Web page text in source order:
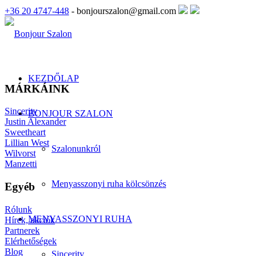
+36 20 4747-448 - bonjourszalon@gmail.com
KEZDŐLAP
BONJOUR SZALON
Szalonunkról
Menyasszonyi ruha kölcsönzés
MENYASSZONYI RUHA
Sincerity
MÁRKÁINK
Sincerity
Justin Alexander
Sweetheart
Lillian West
Wilvorst
Manzetti
Egyéb
Rólunk
Hírek, akciók
Partnerek
Elérhetőségek
Blog